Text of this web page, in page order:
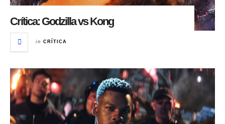
Crítica: Godzilla vs Kong
in CRÍTICA